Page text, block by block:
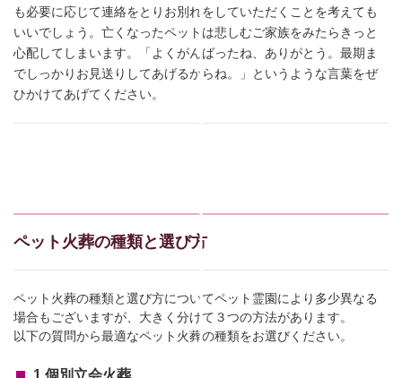
も必要に応じて連絡をとりお別れをしていただくことを考えても
いいでしょう。亡くなったペットは悲しむご家族をみたらきっと
心配してしまいます。「よくがんばったね、ありがとう。最期ま
でしっかりお見送りしてあげるからね。」というような言葉をぜ
ひかけてあげてください。
ペット火葬の種類と選び方
ペット火葬の種類と選び方についてペット霊園により多少異なる
場合もございますが、大きく分けて３つの方法があります。
以下の質問から最適なペット火葬の種類をお選びください。